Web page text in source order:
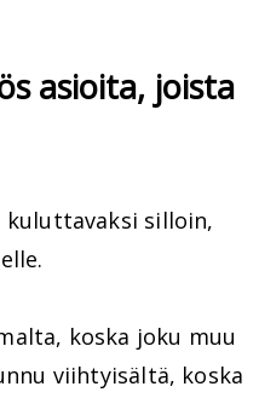
asioita, joista
silloin,
koska joku muu
viihtyisältä, koska